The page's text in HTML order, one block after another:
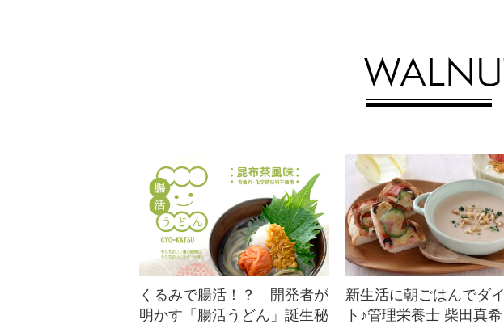
ばしさや食感がプ...
くるみで腸活！？ 開発者が
明かす「腸活うどん」誕生秘
新生活に朝ごはんでダ
ト♪管理栄養士 柴田真